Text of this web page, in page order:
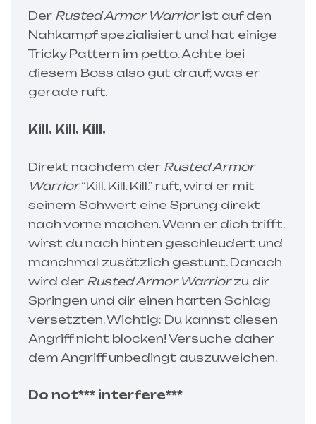
Der Rusted Armor Warriorist auf den
Nahkampf spezialisiert und hat einige
Tricky Pattern im petto. Achte bei
diesem Boss also gut drauf, was er
gerade ruft.
Kill. Kill. Kill.
Direkt nachdem der Rusted Armor
Warrior“Kill. Kill. Kill.” ruft, wird er mit
seinem Schwert eine Sprung direkt
nach vorne machen. Wenn er dich trifft,
wirst du nach hinten geschleudert und
manchmal zusätzlich gestunt. Danach
wird der Rusted Armor Warriorzu dir
Springen und dir einen harten Schlag
versetzten. Wichtig: Du kannst diesen
Angriff nicht blocken! Versuche daher
dem Angriff unbedingt auszuweichen.
Do not*** interfere***